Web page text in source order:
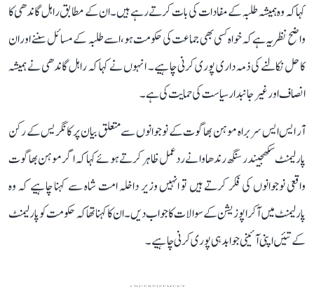
کہا کہ وہ ہمیشہ طلبہ کے مفادات کی بات کرتے رہے ہیں۔ ان کے مطابق راہل گاندھی کا
واضح نظریہ ہے کہ خواہ کسی بھی جماعت کی حکومت ہو، اسے طلبہ کے مسائل سننے اور ان
کا حل نکالنے کی ذمہ داری پوری کرنی چاہیے۔ انہوں نے کہا کہ راہل گاندھی نے ہمیشہ
انصاف اور غیر جانبدار سیاست کی حمایت کی ہے۔
آر ایس ایس سربراہ موہن بھاگوت کے نوجوانوں سے متعلق بیان پر کانگریس کے رکن
پارلیمنٹ سکھجیندر سنگھ رندھاوا نے ردعمل ظاہر کرتے ہوئے کہا کہ اگر موہن بھاگوت
واقعی نوجوانوں کی فکر کرتے ہیں تو انہیں وزیر داخلہ امت شاہ سے کہنا چاہیے کہ وہ
پارلیمنٹ میں آکر اپوزیشن کے سوالات کا جواب دیں۔ ان کا کہنا تھا کہ حکومت کو پارلیمنٹ
کے تئیں اپنی آئینی جوابدہی پوری کرنی چاہیے۔